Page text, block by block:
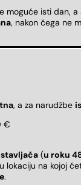
moguće isti dan,
, nakon čega ne
, a za narudžbe
€
(u roku
lokaciju na kojoj
.